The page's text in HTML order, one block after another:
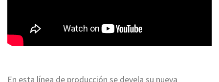
En esta línea de producción se devela su nueva